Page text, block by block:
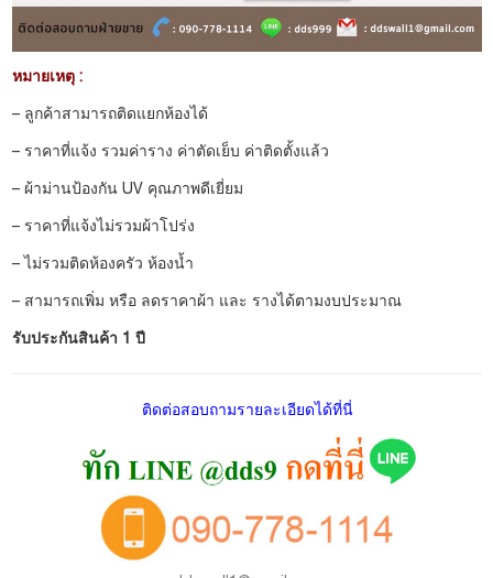
หมายเหตุ :
– ลูกค้าสามารถติดแยกห้องได้
– ราคาที่แจ้ง รวมค่าราง ค่าตัดเย็บ ค่าติดตั้งแล้ว
– ผ้าม่านป้องกัน UV คุณภาพดีเยี่ยม
– ราคาที่แจ้งไม่รวมผ้าโปร่ง
– ไม่รวมติดห้องครัว ห้องน้ำ
– สามารถเพิ่ม หรือ ลดราคาผ้า และ รางได้ตามงบประมาณ
รับประกันสินค้า 1 ปี
ติดต่อสอบถามรายละเอียดได้ที่นี่